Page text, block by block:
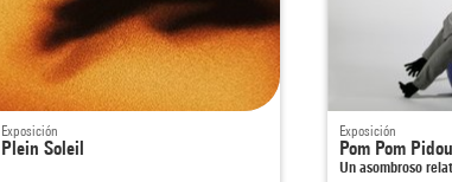
Exposición
Plein Soleil
Exposición
Pom Pom Pidou
Un asombroso